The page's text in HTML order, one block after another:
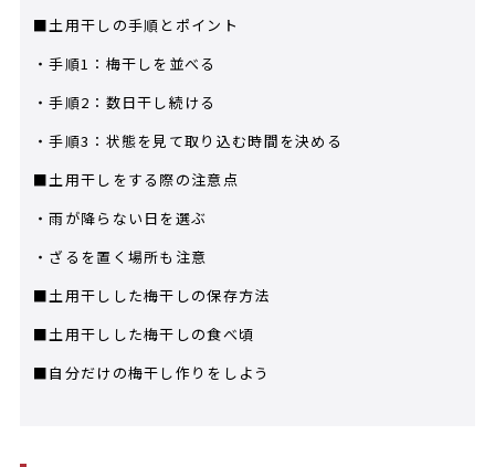
■土用干しの手順とポイント
・手順1：梅干しを並べる
・手順2：数日干し続ける
・手順3：状態を見て取り込む時間を決める
■土用干しをする際の注意点
・雨が降らない日を選ぶ
・ざるを置く場所も注意
■土用干しした梅干しの保存方法
■土用干しした梅干しの食べ頃
■自分だけの梅干し作りをしよう